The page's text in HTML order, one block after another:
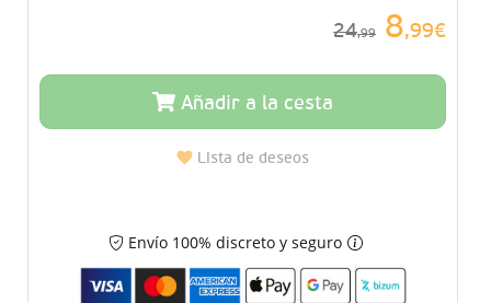
24,99 8,99€
Añadir a la cesta
Lista de deseos
Envío 100% discreto y seguro